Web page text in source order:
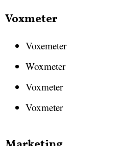
Voxmeter
Voxemeter
Woxmeter
Voxmeter
Voxmeter